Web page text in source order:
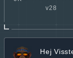
Hej